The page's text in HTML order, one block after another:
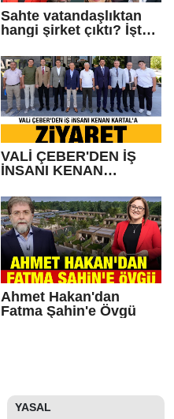
Sahte vatandaşlıktan
hangi şirket çıktı? İşte
Geçen Gaziantepli İş
İnsanları
VALİ ÇEBER'DEN İŞ
İNSANI KENAN
Ahmet Hakan'dan
Fatma Şahin'e Övgü
YASAL